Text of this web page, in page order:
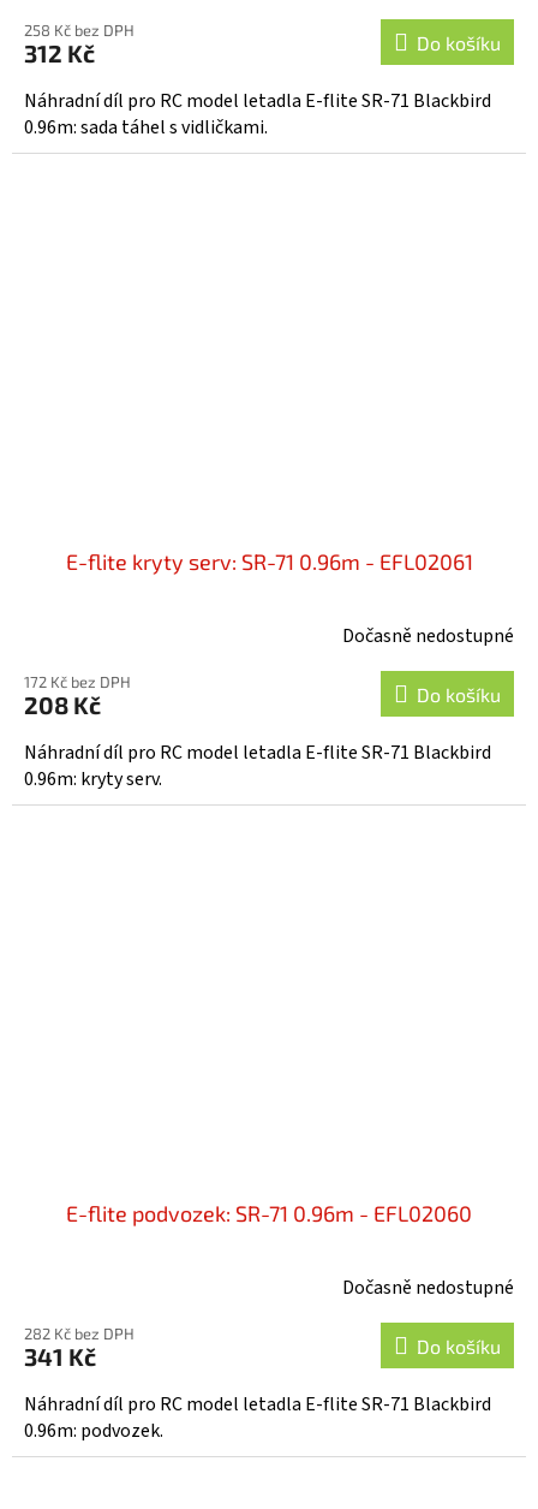
258 Kč bez DPH
312 Kč Do košíku
Náhradní díl pro RC model letadla E-flite SR-71 Blackbird
0.96m: sada táhel s vidličkami.
E-flite kryty serv: SR-71 0.96m - EFL02061
Dočasně nedostupné
172 Kč bez DPH
208 Kč Do košíku
Náhradní díl pro RC model letadla E-flite SR-71 Blackbird
0.96m: kryty serv.
E-flite podvozek: SR-71 0.96m - EFL02060
Dočasně nedostupné
282 Kč bez DPH
341 Kč Do košíku
Náhradní díl pro RC model letadla E-flite SR-71 Blackbird
0.96m: podvozek.